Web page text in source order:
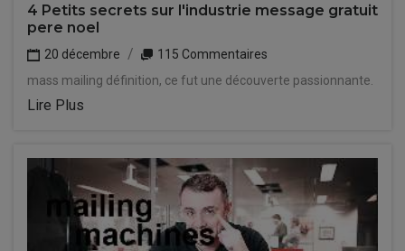
4 Petits secrets sur l'industrie message gratuit
pere noel
20 décembre
115 Commentaires
mass mailing définition, ce fut une découverte passionnante.
Lire Plus